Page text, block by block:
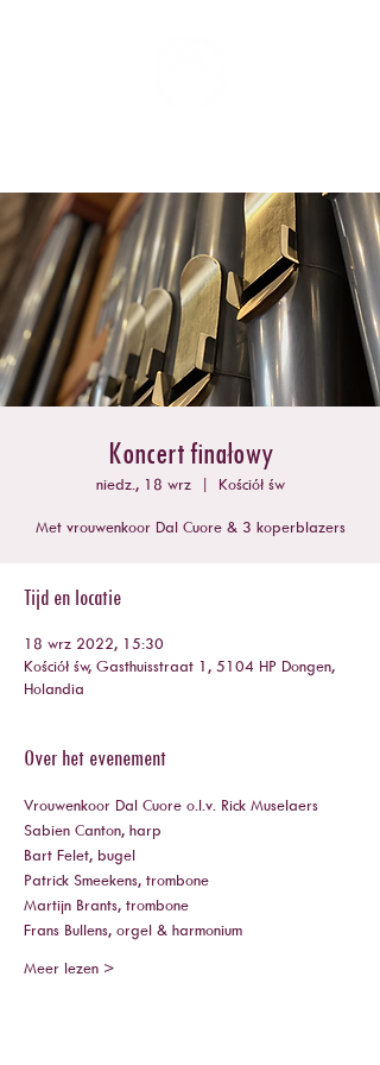
Koncert finałowy
niedz., 18 wrz
  |
Kościół św
Met vrouwenkoor Dal Cuore & 3 koperblazers
Tijd en locatie
18 wrz 2022, 15:30
Kościół św, Gasthuisstraat 1, 5104 HP Dongen,
Holandia
Over het evenement
Vrouwenkoor Dal Cuore o.l.v. Rick Muselaers
Sabien Canton, harp
Bart Felet, bugel
Patrick Smeekens, trombone
Martijn Brants, trombone
Frans Bullens, orgel & harmonium
Meer lezen >